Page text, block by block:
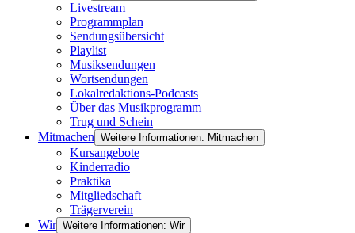
Livestream
Programmplan
Sendungsübersicht
Playlist
Musiksendungen
Wortsendungen
Lokalredaktions-Podcasts
Über das Musikprogramm
Trug und Schein
Mitmachen Weitere Informationen: Mitmachen
Kursangebote
Kinderradio
Praktika
Mitgliedschaft
Trägerverein
Wir Weitere Informationen: Wir